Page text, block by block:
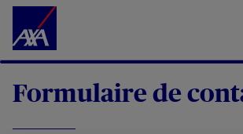
Accéder au Contenu
Formulaire de